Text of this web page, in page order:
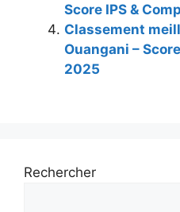
Score IPS &
Classement
Ouangani –
2025
Rechercher